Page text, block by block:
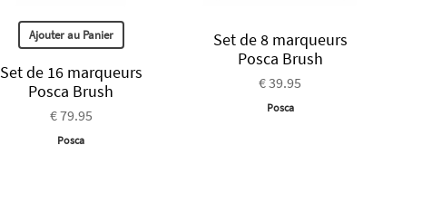
Ajouter au Panier
Set de 16 marqueurs
Posca Brush
€ 79.95
Posca
Set de 8 marqueurs
Posca Brush
€ 39.95
Posca